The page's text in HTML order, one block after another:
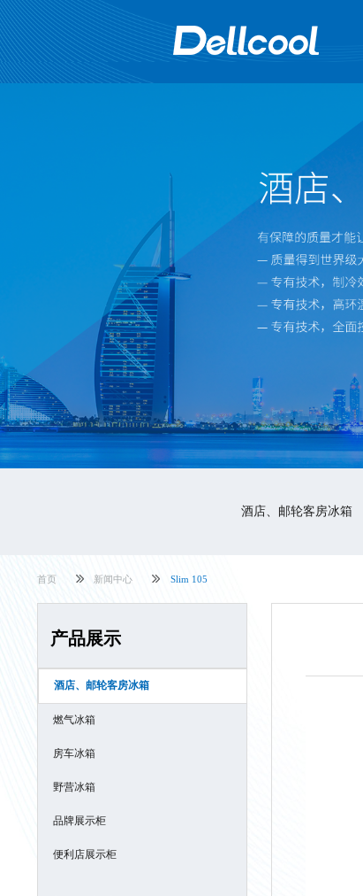
酒店、邮轮客房冰箱
首页 新闻中心 Slim 105
产品展示
酒店、邮轮客房冰箱
燃气冰箱
房车冰箱
野营冰箱
品牌展示柜
便利店展示柜